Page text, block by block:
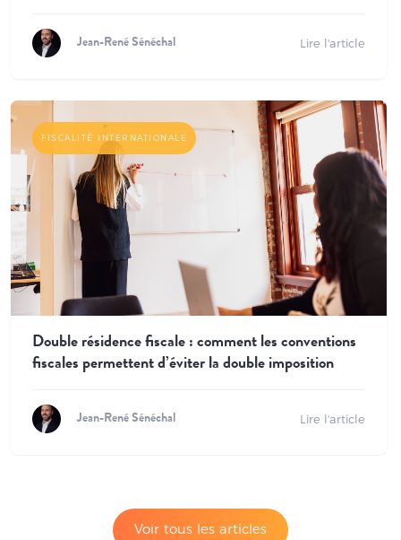
Jean-René Sénéchal Lire l'article
FISCALITÉ INTERNATIONALE
Double résidence fiscale : comment les conventions
fiscales permettent d’éviter la double imposition
Jean-René Sénéchal Lire l'article
Voir tous les articles